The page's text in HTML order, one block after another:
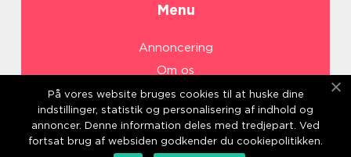
Menu
Annoncering
Om os
Cookies
Kontakt os
Sitemap
På vores website bruges cookies til at huske dine
indstillinger, statistik og personalisering af indhold og
annoncer. Denne information deles med tredjepart. Ved
fortsat brug af websiden godkender du cookiepolitikken.